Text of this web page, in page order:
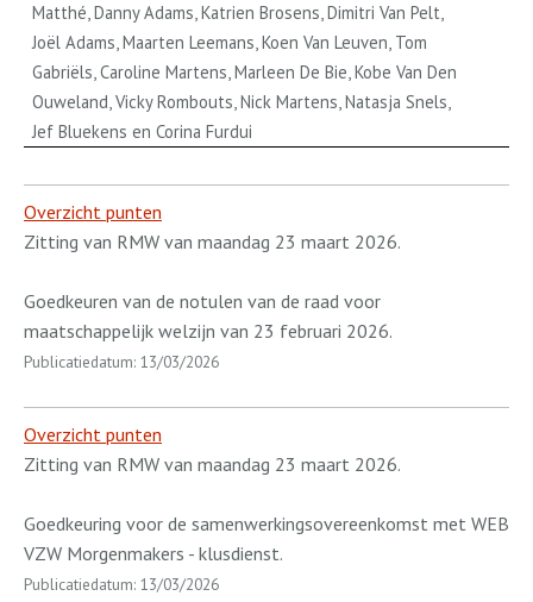
Matthé, Danny Adams, Katrien Brosens, Dimitri Van Pelt,
Joël Adams, Maarten Leemans, Koen Van Leuven, Tom
Gabriëls, Caroline Martens, Marleen De Bie, Kobe Van Den
Ouweland, Vicky Rombouts, Nick Martens, Natasja Snels,
Jef Bluekens en Corina Furdui
Overzicht punten
Zitting van RMW van maandag 23 maart 2026.
Goedkeuren van de notulen van de raad voor
maatschappelijk welzijn van 23 februari 2026.
Publicatiedatum: 13/03/2026
Overzicht punten
Zitting van RMW van maandag 23 maart 2026.
Goedkeuring voor de samenwerkingsovereenkomst met WEB
VZW Morgenmakers - klusdienst.
Publicatiedatum: 13/03/2026